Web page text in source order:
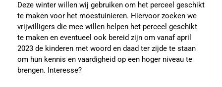
Deze winter willen wij gebruiken om het perceel geschikt
te maken voor het moestuinieren. Hiervoor zoeken we
vrijwilligers die mee willen helpen het perceel geschikt
te maken en eventueel ook bereid zijn om vanaf april
2023 de kinderen met woord en daad ter zijde te staan
om hun kennis en vaardigheid op een hoger niveau te
brengen. Interesse?